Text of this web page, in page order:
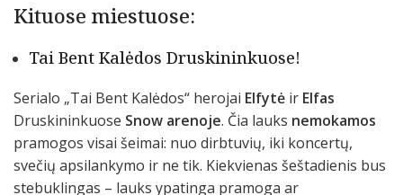
Kituose miestuose:
Tai Bent Kalėdos Druskininkuose!
Serialo „Tai Bent Kalėdos“ herojai Elfytė ir Elfas
Druskininkuose Snow arenoje. Čia lauks nemokamos
pramogos visai šeimai: nuo dirbtuvių, iki koncertų,
svečių apsilankymo ir ne tik. Kiekvienas šeštadienis bus
stebuklingas – lauks ypatinga pramoga ar